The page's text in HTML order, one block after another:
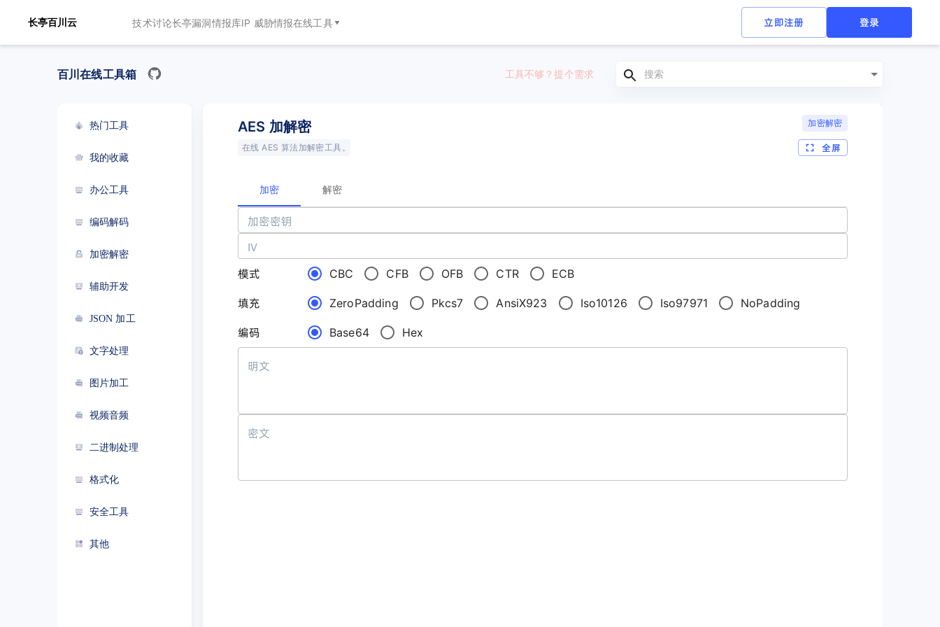
长亭百川云 技术讨论长亭漏洞情报库IP 威胁情报在线工具 立即注册 登录
百川在线工具箱 工具不够？提个需求
热门工具
我的收藏
办公工具
编码解码
加密解密
辅助开发
JSON 加工
文字处理
图片加工
视频音频
二进制处理
格式化
安全工具
其他
AES 加解密 加密解密
在线 AES 算法加解密工具。 全屏
加密 解密
加密密钥
IV
模式
CBC CFB OFB CTR ECB
填充 ZeroPadding Pkcs7 AnsiX923 Iso10126 Iso97971 NoPadding
编码 Base64 Hex
明文
密文